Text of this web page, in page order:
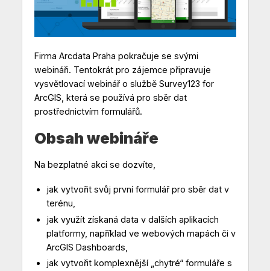
Firma Arcdata Praha pokračuje se svými
webináři. Tentokrát pro zájemce připravuje
vysvětlovací webinář o službě Survey123 for
ArcGIS, která se používá pro sběr dat
prostřednictvím formulářů.
Obsah webináře
Na bezplatné akci se dozvíte,
jak vytvořit svůj první formulář pro sběr dat v
terénu,
jak využít získaná data v dalších aplikacích
platformy, například ve webových mapách či v
ArcGIS Dashboards,
jak vytvořit komplexnější „chytré“ formuláře s